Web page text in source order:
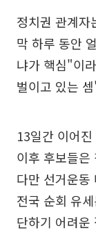
정치권 관계자
막 하루 동안
냐가 핵심"이
벌이고 있는
13일간 이어
이후 후보들은
다만 선거운동
전국 순회 유
단하기 어려운